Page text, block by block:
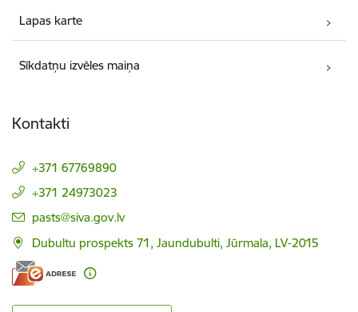
Lapas karte
Sīkdatņu izvēles maiņa
Kontakti
+371 67769890
+371 24973023
E-pasts:
pasts@siva.gov.lv
Dubultu prospekts 71, Jaundubulti, Jūrmala, LV-2015